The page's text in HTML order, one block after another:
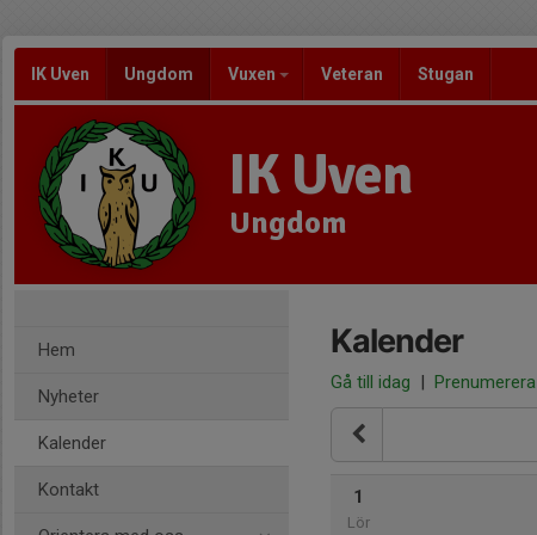
IK Uven Ungdom Vuxen Veteran Stugan
IK Uven
Ungdom
Hem
Nyheter
Kalender
Kontakt
Kalender
Gå till idag | Prenumerera
1
Lör